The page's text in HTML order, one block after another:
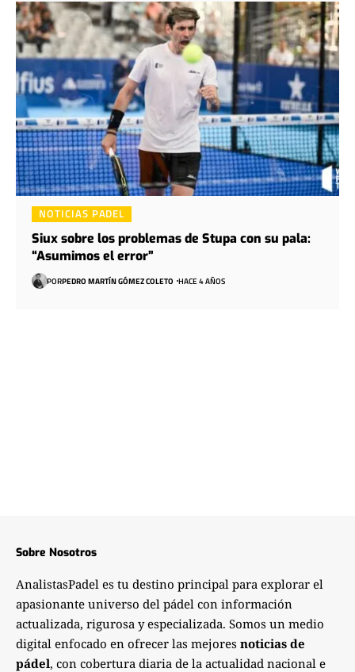
NOTICIAS PADEL
Siux sobre los problemas de Stupa con su pala:
“Asumimos el error”
PORPEDRO MARTÍN GÓMEZ COLETO HACE 4 AÑOS
Sobre Nosotros
AnalistasPadel es tu destino principal para explorar el
apasionante universo del pádel con información
actualizada, rigurosa y especializada. Somos un medio
digital enfocado en ofrecer las mejores noticias de
pádel, con cobertura diaria de la actualidad nacional e